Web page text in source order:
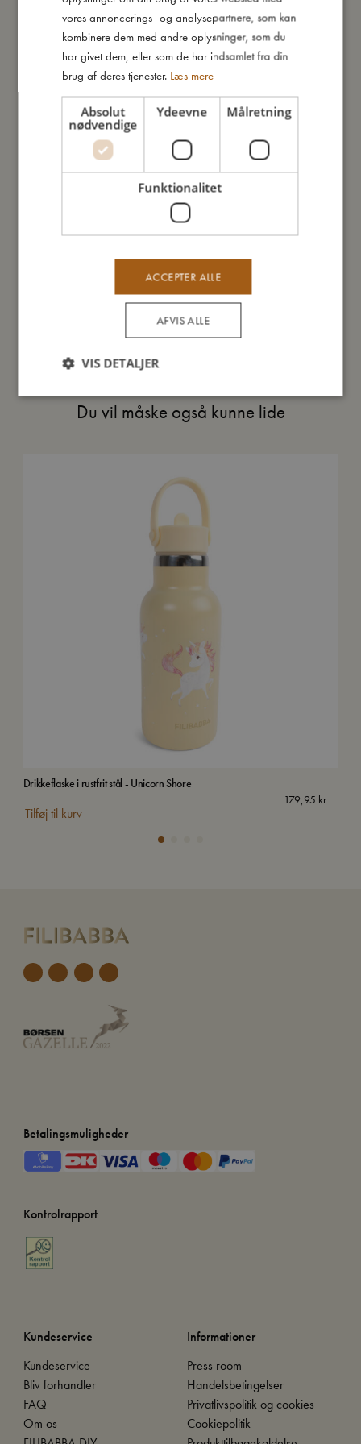
- Fleksibelt materiale gør det nemt at få portionerne ud.
- Tætsluttende låg holder maden frisk.
- Egnet til fryser, opvaskemaskine og mikroovn (låget skal
Du vil måske også kunne lide
Drikkeflaske i rustfrit stål - Unicorn Shore
179,95 kr.
Tilføj til kurv
Betalingsmuligheder
Kontrolrapport
Kundeservice
Kundeservice
Bliv forhandler
FAQ
Om os
Informationer
Press room
Handelsbetingelser
Privatlivspolitik og cookies
Cookiepolitik
GERMAN
vores annoncerings- og analysepartnere, som kan
kombinere dem med andre oplysninger, som du
har givet dem, eller som de har indsamlet fra din
brug af deres tjenester. Læs mere
Absolut
nødvendige
Ydeevne Målretning
Funktionalitet
ACCEPTER ALLE
AFVIS ALLE
VIS DETALJER